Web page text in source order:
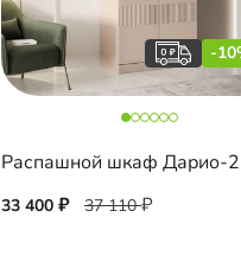
-
33 400 37 110